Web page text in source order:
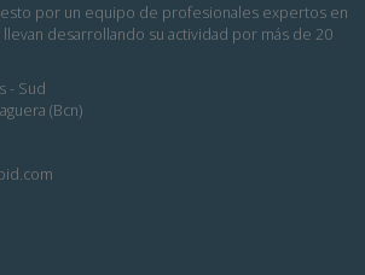
por un equipo de profesionales expertos en
desarrollando su actividad por más de 20
- Sud
(Bcn)